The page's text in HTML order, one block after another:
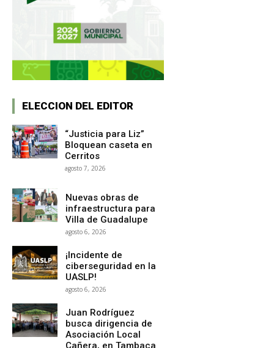
ELECCION DEL EDITOR
“Justicia para Liz”
Bloquean caseta en
Cerritos
agosto 7, 2026
Nuevas obras de
infraestructura para
Villa de Guadalupe
agosto 6, 2026
¡Incidente de
ciberseguridad en la
UASLP!
agosto 6, 2026
Juan Rodríguez
busca dirigencia de
Asociación Local
Cañera, en Tambaca